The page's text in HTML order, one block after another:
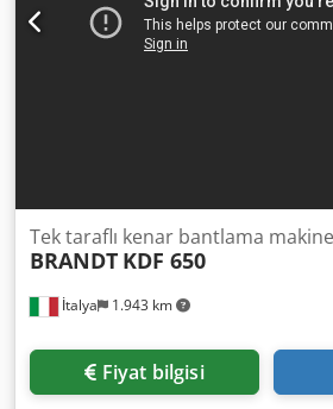
İtalya 1.943 km
Tek taraflı kenar bantlama
BRANDT KDF 650
Fiyat bilgisi